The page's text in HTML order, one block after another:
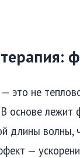
это не
основе лежит
длины волны,
—